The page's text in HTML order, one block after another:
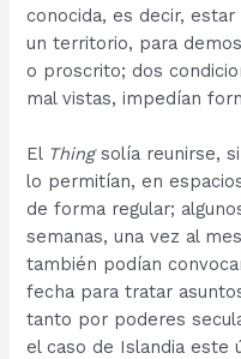
conocida, es decir,
un territorio, para
o proscrito; dos
mal vistas, impedían
El Thingsolía reunirse,
lo permitían, en
de forma regular;
semanas, una vez al
también podían
fecha para tratar
tanto por poderes
el caso de Islandia este